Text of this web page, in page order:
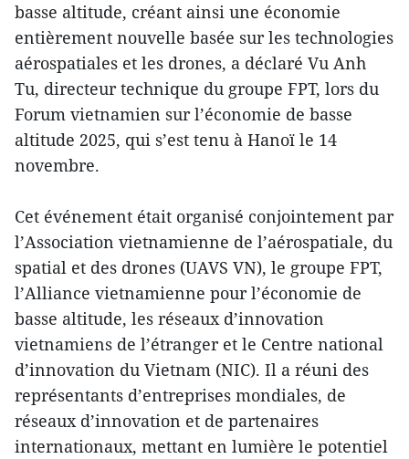
basse altitude, créant ainsi une économie
entièrement nouvelle basée sur les technologies
aérospatiales et les drones, a déclaré Vu Anh
Tu, directeur technique du groupe FPT, lors du
Forum vietnamien sur l’économie de basse
altitude 2025, qui s’est tenu à Hanoï le 14
novembre.
Cet événement était organisé conjointement par
l’Association vietnamienne de l’aérospatiale, du
spatial et des drones (UAVS VN), le groupe FPT,
l’Alliance vietnamienne pour l’économie de
basse altitude, les réseaux d’innovation
vietnamiens de l’étranger et le Centre national
d’innovation du Vietnam (NIC). Il a réuni des
représentants d’entreprises mondiales, de
réseaux d’innovation et de partenaires
internationaux, mettant en lumière le potentiel